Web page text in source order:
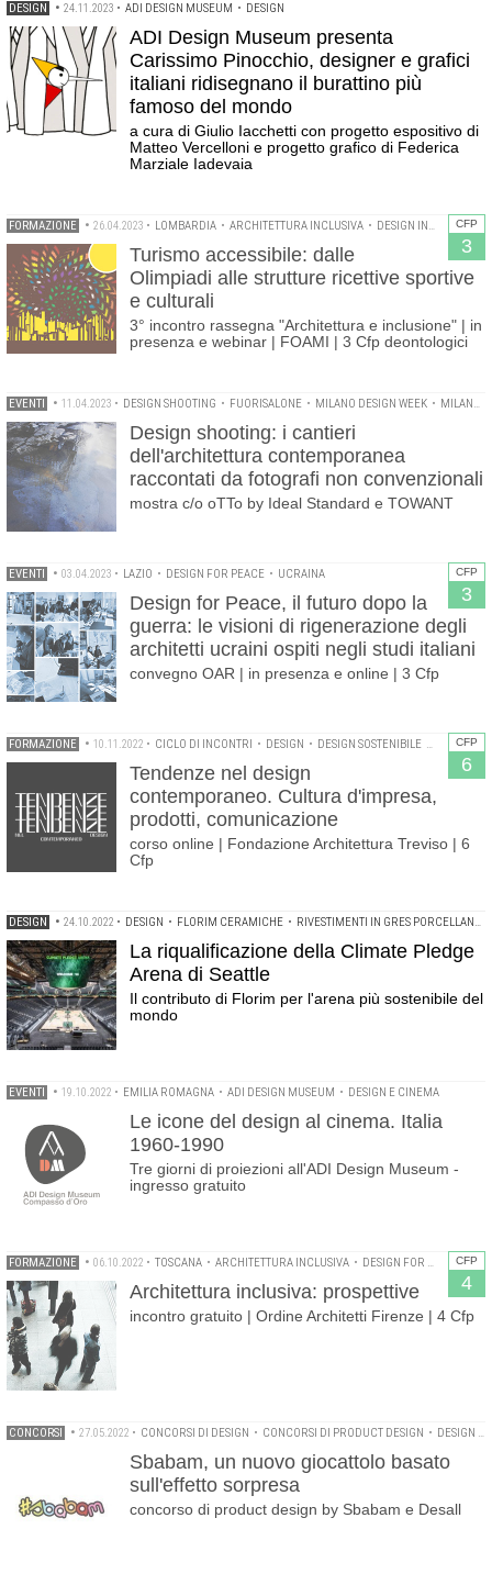
DESIGN • 24.11.2023 • ADI DESIGN MUSEUM • DESIGN
ADI Design Museum presenta
Carissimo Pinocchio, designer e grafici
italiani ridisegnano il burattino più
famoso del mondo
a cura di Giulio Iacchetti con progetto espositivo di
Matteo Vercelloni e progetto grafico di Federica
Marziale Iadevaia
CFP
3
FORMAZIONE • 26.04.2023 • LOMBARDIA • ARCHITETTURA INCLUSIVA • DESIGN INCLUSIVO •
Turismo accessibile: dalle
Olimpiadi alle strutture ricettive sportive
e culturali
3° incontro rassegna "Architettura e inclusione" | in
presenza e webinar | FOAMI | 3 Cfp deontologici
EVENTI • 11.04.2023 • DESIGN SHOOTING • FUORISALONE • MILANO DESIGN WEEK • MILANO DESIGN WEEK 2023
Design shooting: i cantieri
dell'architettura contemporanea
raccontati da fotografi non convenzionali
mostra c/o oTTo by Ideal Standard e TOWANT
CFP
3
EVENTI • 03.04.2023 • LAZIO • DESIGN FOR PEACE • UCRAINA
Design for Peace, il futuro dopo la
guerra: le visioni di rigenerazione degli
architetti ucraini ospiti negli studi italiani
convegno OAR | in presenza e online | 3 Cfp
CFP
6
FORMAZIONE • 10.11.2022 • CICLO DI INCONTRI • DESIGN • DESIGN SOSTENIBILE
Tendenze nel design
contemporaneo. Cultura d'impresa,
prodotti, comunicazione
corso online | Fondazione Architettura Treviso | 6
Cfp
DESIGN • 24.10.2022 • DESIGN • FLORIM CERAMICHE • RIVESTIMENTI IN GRES PORCELLANATO
La riqualificazione della Climate Pledge
Arena di Seattle
Il contributo di Florim per l'arena più sostenibile del
mondo
EVENTI • 19.10.2022 • EMILIA ROMAGNA • ADI DESIGN MUSEUM • DESIGN E CINEMA
Le icone del design al cinema. Italia
1960-1990
Tre giorni di proiezioni all'ADI Design Museum -
ingresso gratuito
CFP
4
FORMAZIONE • 06.10.2022 • TOSCANA • ARCHITETTURA INCLUSIVA • DESIGN FOR ALL
Architettura inclusiva: prospettive
incontro gratuito | Ordine Architetti Firenze | 4 Cfp
CONCORSI • 27.05.2022 • CONCORSI DI DESIGN • CONCORSI DI PRODUCT DESIGN • DESIGN DEL GIOCATTOLO
Sbabam, un nuovo giocattolo basato
sull'effetto sorpresa
concorso di product design by Sbabam e Desall